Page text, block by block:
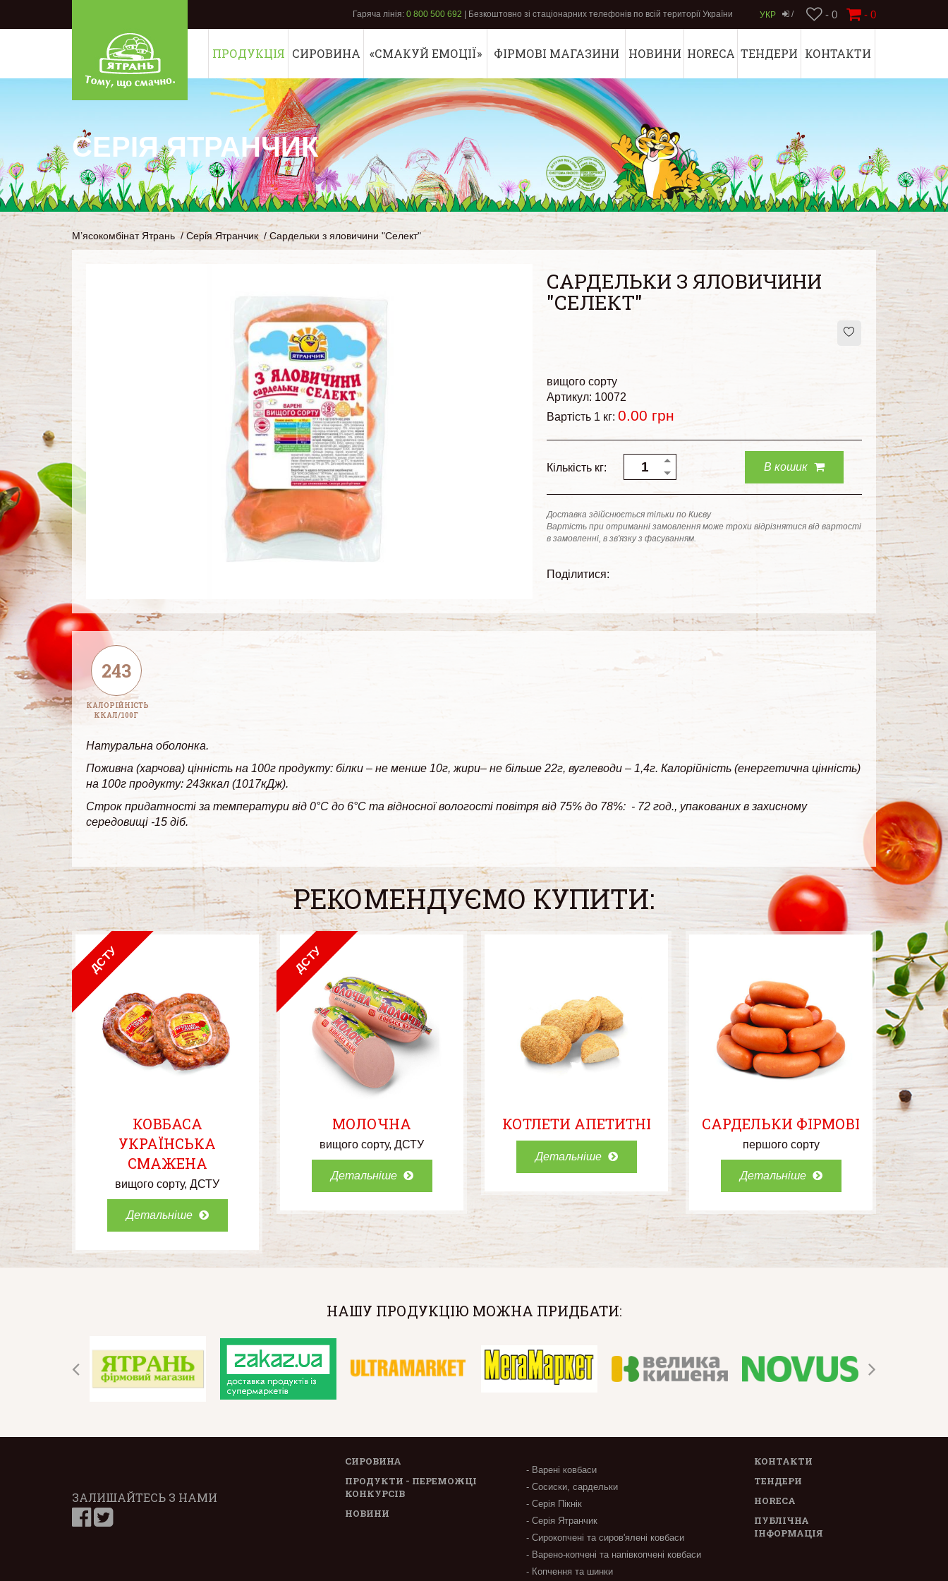
Гаряча лінія: 0 800 500 692 | Безкоштовно зі стаціонарних телефонів по всій території України УКР / - 0 - 0
ПРОДУКЦІЯ СИРОВИНА «СМАКУЙ ЕМОЦІЇ» ФІРМОВІ МАГАЗИНИ НОВИНИ HORECA ТЕНДЕРИ КОНТАКТИ
СЕРІЯ ЯТРАНЧИК
М’ясокомбінат Ятрань / Серія Ятранчик/ Сардельки з яловичини "Селект"
САРДЕЛЬКИ З ЯЛОВИЧИНИ
"СЕЛЕКТ"
вищого сорту
Артикул: 10072
Вартість 1 кг: 0.00 грн
Кількість кг: В кошик
Доставка здійснюється тільки по Києву
Вартість при отриманні замовлення може трохи відрізнятися від вартості
в замовленні, в зв'язку з фасуванням.
Поділитися:
243
КАЛОРІЙНІСТЬ
ККАЛ/100Г
Натуральна оболонка.
Поживна (харчова) цінність на 100г продукту: білки – не менше 10г, жири– не більше 22г, вуглеводи – 1,4г. Калорійність (енергетична цінність)
на 100г продукту: 243ккал (1017кДж).
Строк придатності за температури від 0°С до 6°С та відносної вологості повітря від 75% до 78%: - 72 год., упакованих в захисному
середовищі -15 діб.
РЕКОМЕНДУЄМО КУПИТИ:
ДСТУ
КОВБАСА
УКРАЇНСЬКА
СМАЖЕНА
вищого сорту ДСТУ
Детальніше
ДСТУ
МОЛОЧНА
вищого сорту ДСТУ
Детальніше
КОТЛЕТИ АПЕТИТНІ
Детальніше
САРДЕЛЬКИ ФІРМОВІ
першого сорту
Детальніше
НАШУ ПРОДУКЦІЮ МОЖНА ПРИДБАТИ:
ЗАЛИШАЙТЕСЬ З НАМИ
СИРОВИНА
ПРОДУКТИ - ПЕРЕМОЖЦІ
КОНКУРСІВ
НОВИНИ
- Варені ковбаси
- Сосиски, сардельки
- Серія Пікнік
- Серія Ятранчик
- Сирокопчені та сиров'ялені ковбаси
- Варено-копчені та напівкопчені ковбаси
- Копчення та шинки
КОНТАКТИ
ТЕНДЕРИ
HORECA
ПУБЛІЧНА
ІНФОРМАЦІЯ